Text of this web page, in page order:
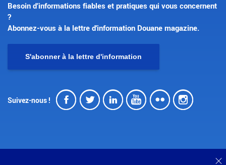
Besoin d’informations fiables et pratiques qui vous concernent
?
Abonnez-vous à la lettre d'information Douane magazine.
S'abonner à la lettre d'information
Suivez-nous ! Facebook
Twitter
LinkedIn
Youtube
Flickr